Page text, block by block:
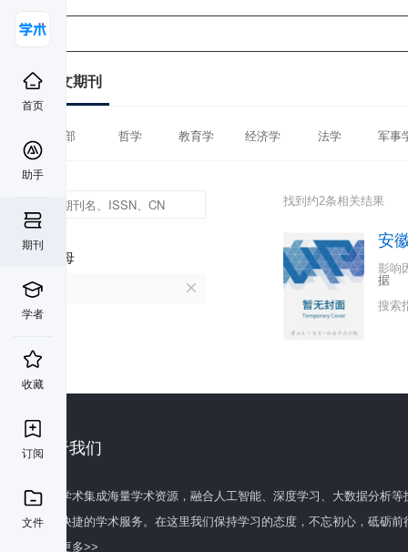
首页
助手
期刊
学者
收藏
订阅
文件
中文期刊
全部 哲学 教育学 经济学 法学 军事
首字母
A
找到约2条相关结果
安
影响
据
搜索
关于我们
百度学术集成海量学术资源，融合人工智能、深度学习、大数据分析
全面快捷的学术服务。在这里我们保持学习的态度，不忘初心，砥砺前
了解更多>>